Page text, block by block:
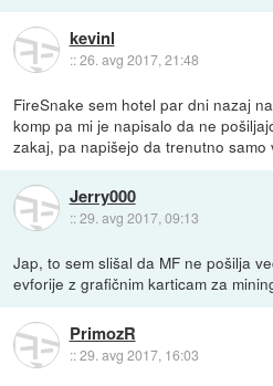
kevinl
::26. avg 2017, 21:48
FireSnake sem hotel par dni nazaj
komp pa mi je napisalo da ne
zakaj, pa napišejo da trenutno samo
Jerry000
::29. avg 2017, 09:13
Jap, to sem slišal da MF ne pošilja
evforije z grafičnim karticam za
PrimozR
::29. avg 2017, 16:03